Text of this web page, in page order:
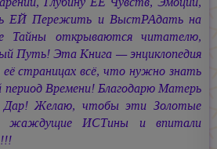
ЕЙ Пережить и ВыстРАдать на
Тайны открываются читателю,
Путь! Эта Книга — энциклопедия
страницах всё, что нужно знать
Времени! Благодарю Матерь
Дар! Желаю, чтобы эти Золотые
жаждущие ИСТины и впитали